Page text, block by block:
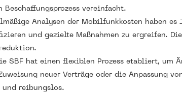
vereinfacht.
Analysen der Mobilfunkkosten haben es
und gezielte Maßnahmen zu ergreifen.
SBF hat einen flexiblen Prozess etabliert, um
neuer Verträge oder die Anpassung
und reibungslos.